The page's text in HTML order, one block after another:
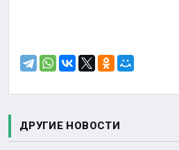
ДРУГИЕ НОВОСТИ